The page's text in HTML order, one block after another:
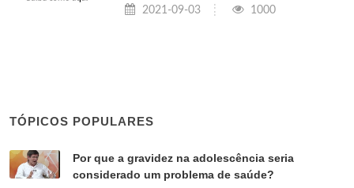
2021-09-03 1000
TÓPICOS POPULARES
Por que a gravidez na adolescência seria
considerado um problema de saúde?